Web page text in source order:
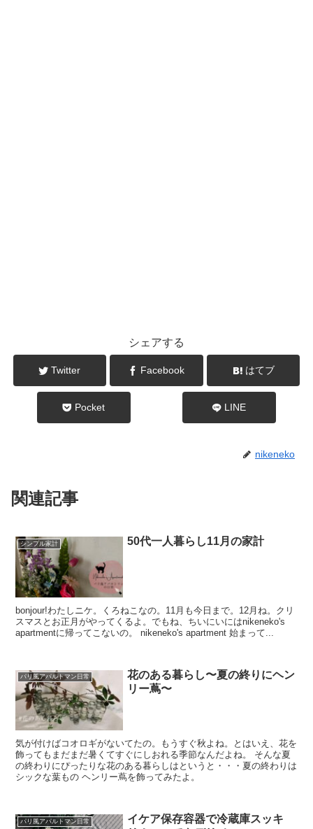
シェアする
Twitter Facebook はてブ
Pocket LINE
nikeneko
関連記事
シンプル家計 50代一人暮らし11月の家計
bonjour!わたしニケ。くろねこなの。11月も今日まで。12月ね。クリ
スマスとお正月がやってくるよ。でもね、ちいにいにはnikeneko's
apartmentに帰ってこないの。 nikeneko's apartment 始まって...
パリ風アパルトマン日常
花のある暮らし〜夏の終りにヘン
リー蔦〜
気が付けばコオロギがないてたの。もうすぐ秋よね。とはいえ、花を
飾ってもまだまだ暑くてすぐにしおれる季節なんだよね。 そんな夏
の終わりにぴったりな花のある暮らしはというと・・・夏の終わりは
シックな葉もの ヘンリー蔦を飾ってみたよ。
パリ風アパルトマン日常
イケア保存容器で冷蔵庫スッキ